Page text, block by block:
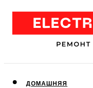
ДОМАШНЯЯ